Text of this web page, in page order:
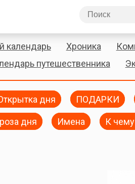
календарь Хроника
путешественника
дня ПОДАРКИ
дня Имена К